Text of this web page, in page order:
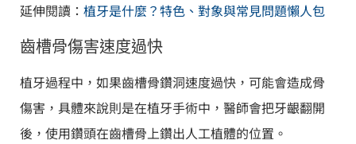
延伸閱讀： 植牙是什麼？特色、對象與常見問題懶人包
齒槽骨傷害速度過快
植牙過程中，如果齒槽骨鑽洞速度過快，可能會造成骨
傷害，具體來說則是在植牙手術中，醫師會把牙齦翻開
後，使用鑽頭在齒槽骨上鑽出人工植體的位置。